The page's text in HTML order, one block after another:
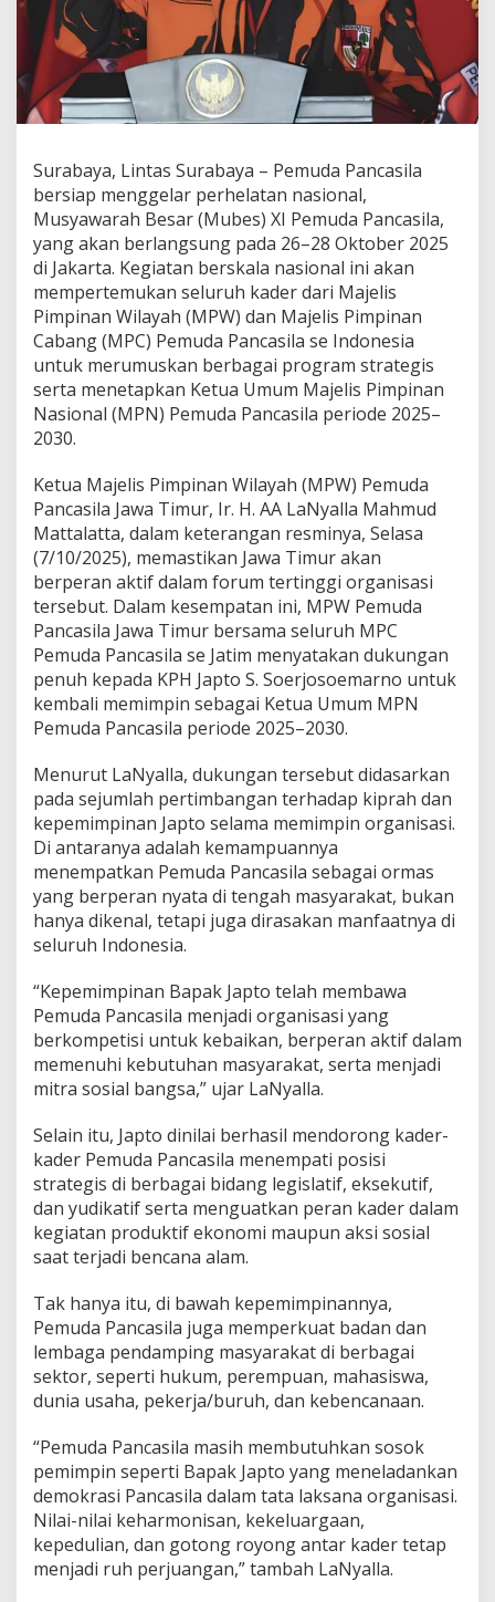
g
u
h
k
e
p
a
d
a
a
p
t
o
u
b
e
s
X
I
P
e
m
u
d
a
P
n
a
s
i
l
a
Surabaya, Lintas Surabaya – Pemuda Pancasila
bersiap menggelar perhelatan nasional,
Musyawarah Besar (Mubes) XI Pemuda Pancasila,
yang akan berlangsung pada 26–28 Oktober 2025
di Jakarta. Kegiatan berskala nasional ini akan
mempertemukan seluruh kader dari Majelis
Pimpinan Wilayah (MPW) dan Majelis Pimpinan
Cabang (MPC) Pemuda Pancasila se Indonesia
untuk merumuskan berbagai program strategis
serta menetapkan Ketua Umum Majelis Pimpinan
Nasional (MPN) Pemuda Pancasila periode 2025–
2030.
Ketua Majelis Pimpinan Wilayah (MPW) Pemuda
Pancasila Jawa Timur, Ir. H. AA LaNyalla Mahmud
Mattalatta, dalam keterangan resminya, Selasa
(7/10/2025), memastikan Jawa Timur akan
berperan aktif dalam forum tertinggi organisasi
tersebut. Dalam kesempatan ini, MPW Pemuda
Pancasila Jawa Timur bersama seluruh MPC
Pemuda Pancasila se Jatim menyatakan dukungan
penuh kepada KPH Japto S. Soerjosoemarno untuk
kembali memimpin sebagai Ketua Umum MPN
Pemuda Pancasila periode 2025–2030.
Menurut LaNyalla, dukungan tersebut didasarkan
pada sejumlah pertimbangan terhadap kiprah dan
kepemimpinan Japto selama memimpin organisasi.
Di antaranya adalah kemampuannya
menempatkan Pemuda Pancasila sebagai ormas
yang berperan nyata di tengah masyarakat, bukan
hanya dikenal, tetapi juga dirasakan manfaatnya di
seluruh Indonesia.
“Kepemimpinan Bapak Japto telah membawa
Pemuda Pancasila menjadi organisasi yang
berkompetisi untuk kebaikan, berperan aktif dalam
memenuhi kebutuhan masyarakat, serta menjadi
mitra sosial bangsa,” ujar LaNyalla.
Selain itu, Japto dinilai berhasil mendorong kader-
kader Pemuda Pancasila menempati posisi
strategis di berbagai bidang legislatif, eksekutif,
dan yudikatif serta menguatkan peran kader dalam
kegiatan produktif ekonomi maupun aksi sosial
saat terjadi bencana alam.
Tak hanya itu, di bawah kepemimpinannya,
Pemuda Pancasila juga memperkuat badan dan
lembaga pendamping masyarakat di berbagai
sektor, seperti hukum, perempuan, mahasiswa,
dunia usaha, pekerja/buruh, dan kebencanaan.
“Pemuda Pancasila masih membutuhkan sosok
pemimpin seperti Bapak Japto yang meneladankan
demokrasi Pancasila dalam tata laksana organisasi.
Nilai-nilai keharmonisan, kekeluargaan,
kepedulian, dan gotong royong antar kader tetap
menjadi ruh perjuangan,” tambah LaNyalla.